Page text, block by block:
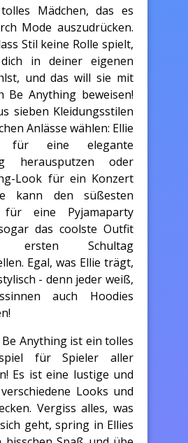
Mädchen, das es
Mode auszudrücken.
Stil keine Rolle spielt,
in deiner eigenen
und das will sie mit
Be Anything beweisen!
sieben Kleidungsstilen
Anlässe wählen: Ellie
für eine elegante
herausputzen oder
Look für ein Konzert
kann den süßesten
für eine Pyjamaparty
das coolste Outfit
Schultag
Egal, was Ellie trägt,
- denn jeder weiß,
auch Hoodies
Be Anything ist ein tolles
für Spieler aller
Es ist eine lustige und
Looks und
Vergiss alles, was
geht, spring in Ellies